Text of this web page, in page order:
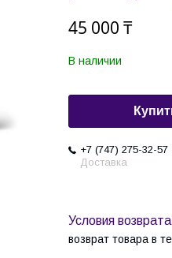
45 000 ₸
В наличии
+7 (747) 275-32-57
Доставка
возврат товара в